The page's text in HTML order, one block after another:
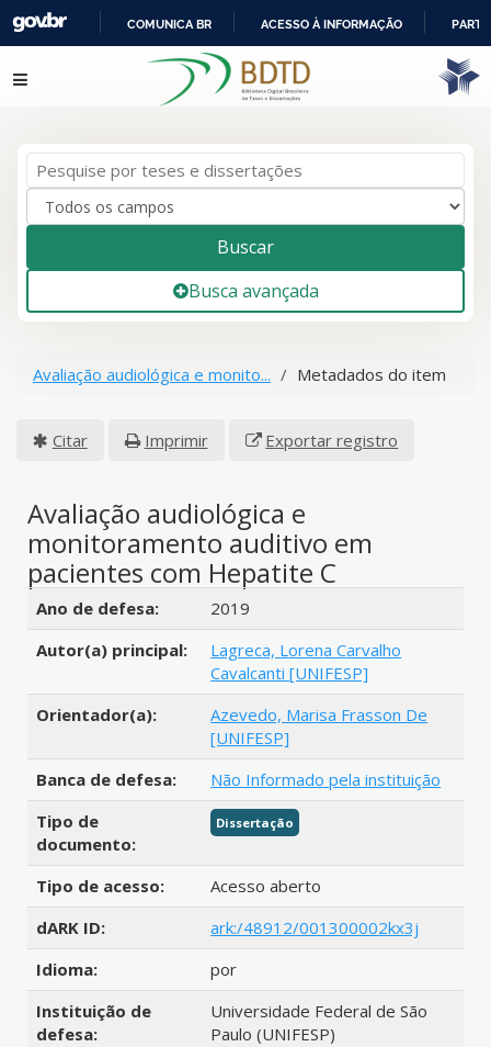
IR
PARA
COMUNICA BR ACESSO À INFORMAÇÃO
Pular para o conteúdo
Buscar
Busca avançada
Avaliação audiológica e monito... Metadados do item
Citar Imprimir Exportar registro
Avaliação audiológica e
monitoramento auditivo em
pacientes com Hepatite C
Detalhes bibliográficos
Ano de defesa:
2019
Autor(a) principal:
Lagreca, Lorena Carvalho
Cavalcanti [UNIFESP]
Orientador(a):
Azevedo, Marisa Frasson De
[UNIFESP]
Banca de defesa:
Não Informado pela instituição
Tipo de
documento:
Dissertação
Tipo de acesso:
Acesso aberto
dARK ID:
ark:/48912/001300002kx3j
Idioma:
por
Instituição de
defesa:
Universidade Federal de São
Paulo (UNIFESP)